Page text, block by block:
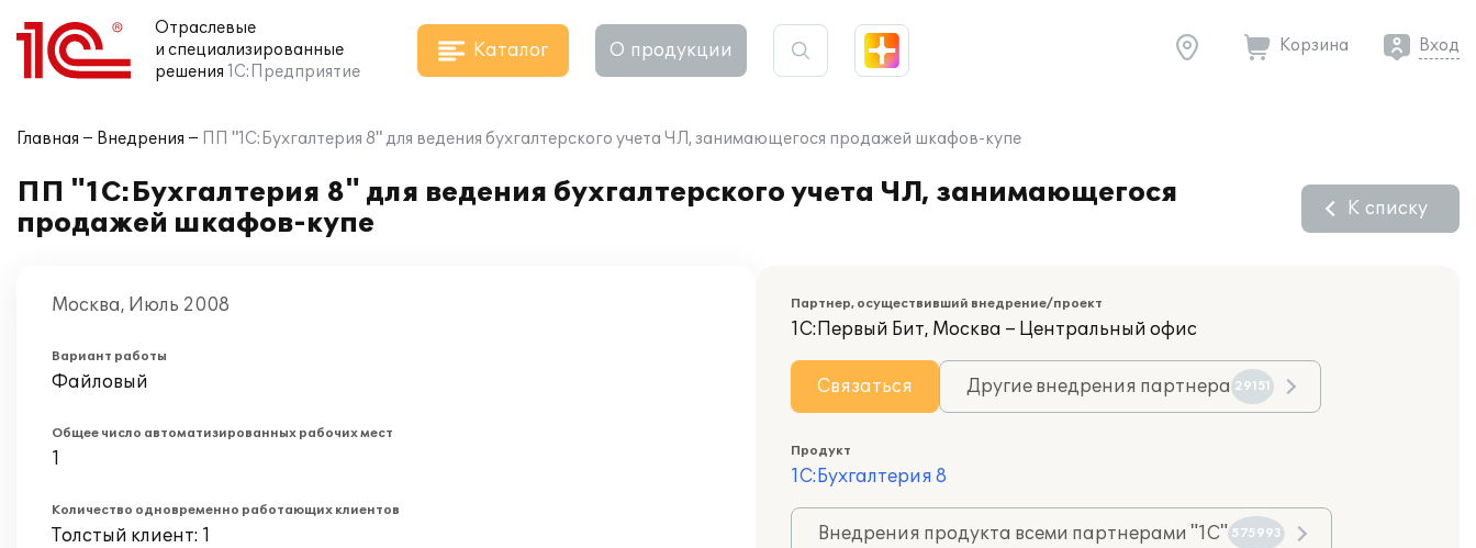
Отраслевые
и специализированные
решения 1С:Предприятие
Каталог О продукции Корзина Вход
Главная Внедрения ПП "1С:Бухгалтерия 8" для ведения бухгалтерского учета ЧЛ, занимающегося продажей шкафов-купе
ПП "1С:Бухгалтерия 8" для ведения бухгалтерского учета ЧЛ, занимающегося
продажей шкафов-купе
К списку
Москва, Июль 2008
Вариант работы
Файловый
Общее число автоматизированных рабочих мест
1
Количество одновременно работающих клиентов
Толстый клиент: 1
Партнер, осуществивший внедрение/проект
1С:Первый Бит, Москва – Центральный офис
Связаться Другие внедрения партнера 29151
Продукт
1С:Бухгалтерия 8
Внедрения продукта всеми партнерами "1С" 575993